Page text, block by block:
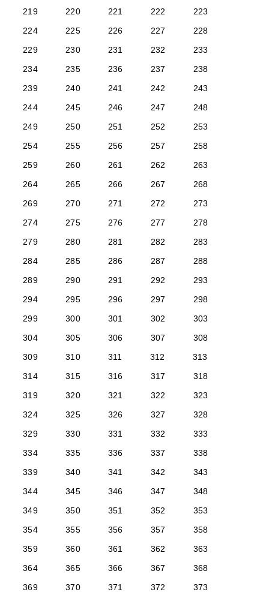
219
220 221 222
223
224
225 226 227
228
229
230 231 232
233
234
235 236 237
238
239
240 241 242
243
244
245 246 247
248
249
250 251 252
253
254
255 256 257
258
259
260 261 262
263
264
265 266 267
268
269
270 271 272
273
274
275 276 277
278
279
280 281 282
283
284
285 286 287
288
289
290 291 292
293
294
295 296 297
298
299
300 301 302
303
304
305 306 307
308
309
310 311 312
313
314
315 316 317
318
319
320 321 322
323
324
325 326 327
328
329
330 331 332
333
334
335 336 337
338
339
340 341 342
343
344
345 346 347
348
349
350 351 352
353
354
355 356 357
358
359
360 361 362
363
364
365 366 367
368
369
370 371 372 373